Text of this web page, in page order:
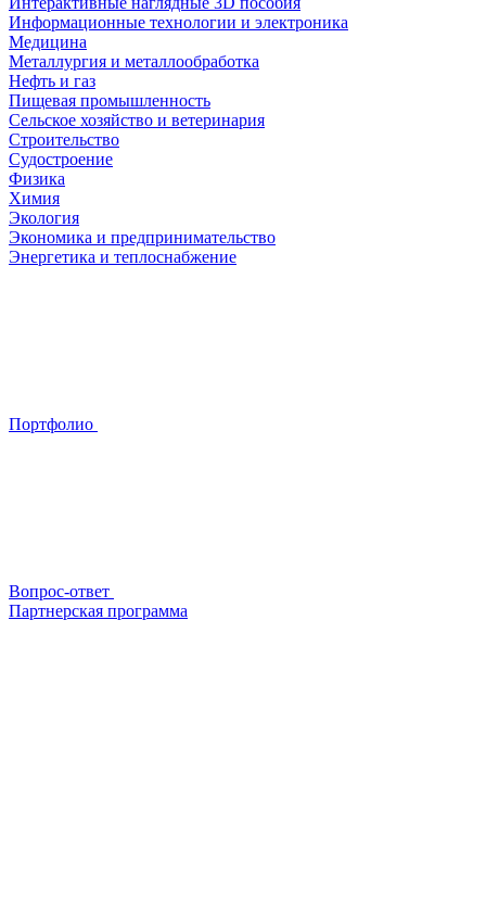
Информационные технологии и электроника
Медицина
Металлургия и металлообработка
Нефть и газ
Пищевая промышленность
Сельское хозяйство и ветеринария
Строительство
Судостроение
Физика
Химия
Экология
Экономика и предпринимательство
Энергетика и теплоснабжение
Портфолио
Вопрос-ответ
Партнерская программа